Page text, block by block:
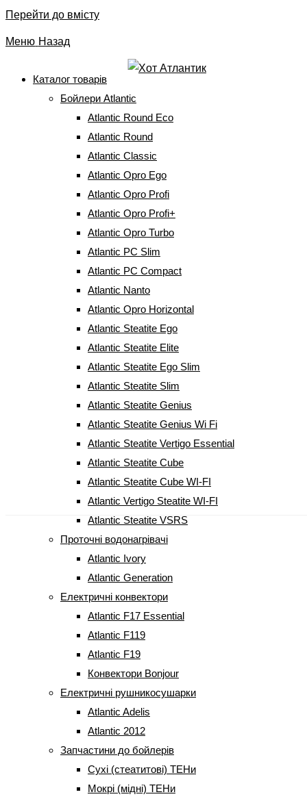
Перейти до вмісту
Меню Назад
Каталог товарів
Бойлери Atlantic
Atlantic Round Eco
Atlantic Round
Atlantic Classic
Atlantic Opro Ego
Atlantic Opro Profi
Atlantic Opro Profi+
Atlantic Opro Turbo
Atlantic PC Slim
Atlantic PC Compact
Atlantic Nanto
Atlantic Opro Horizontal
Atlantic Steatite Ego
Atlantic Steatite Elite
Atlantic Steatite Ego Slim
Atlantic Steatite Slim
Atlantic Steatite Genius
Atlantic Steatite Genius Wi Fi
Atlantic Steatite Vertigo Essential
Atlantic Steatite Cube
Atlantic Steatite Cube WI-FI
Atlantic Vertigo Steatite WI-FI
Atlantic Steatite VSRS
Проточні водонагрівачі
Atlantic Ivory
Atlantic Generation
Електричні конвектори
Atlantic F17 Essential
Atlantic F119
Atlantic F19
Конвектори Bonjour
Електричні рушникосушарки
Atlantic Adelis
Atlantic 2012
Запчастини до бойлерів
Сухі (стеатитові) ТЕНи
Мокрі (мідні) ТЕНи
Бойлер Atlantic Vertigo
Steatite WI-FI 80 ES-MP 065
2F220-S WD (2250W) silver
(102992000)
Бойлери Atlantic⇒Atlantic Vertigo Steatite WI-FI
Atlantic Vertigo Steatite WI-FI 80 ES-MP 065 2F220-S WD (2250W)